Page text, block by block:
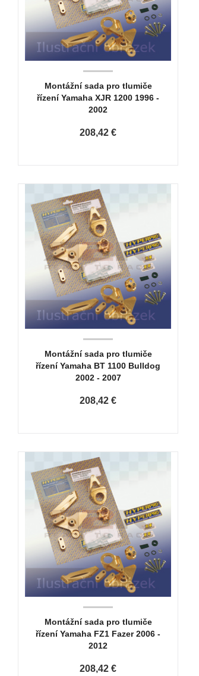
Montážní sada pro tlumiče
řízení Yamaha XJR 1200 1996 -
2002
208,42 €
Montážní sada pro tlumiče
řízení Yamaha BT 1100 Bulldog
2002 - 2007
208,42 €
Montážní sada pro tlumiče
řízení Yamaha FZ1 Fazer 2006 -
2012
208,42 €